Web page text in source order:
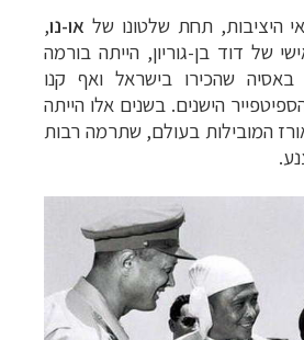
היציבות, תחת שלטונו של או-נו,
של דוד בן-גוריון, הייתה בורמה
באסיה שהכירו בישראל ואף קנו
הישנים. בשנים אלו הייתה
המובילות בעולם, שתרמה רבות